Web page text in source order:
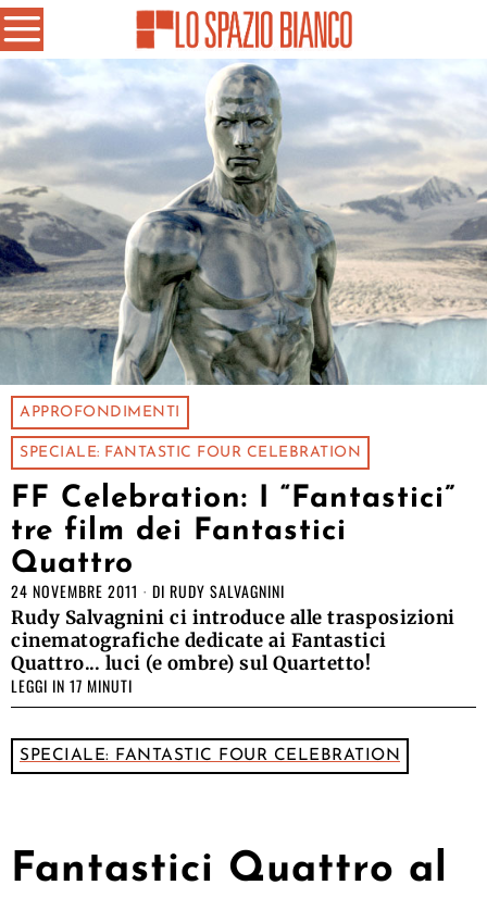
APPROFONDIMENTI
SPECIALE: FANTASTIC FOUR CELEBRATION
FF Celebration: I “Fantastici”
tre film dei Fantastici
Quattro
24 NOVEMBRE 2011 DI RUDY SALVAGNINI
Rudy Salvagnini ci introduce alle trasposizioni
cinematografiche dedicate ai Fantastici
Quattro... luci (e ombre) sul Quartetto!
LEGGI IN 17 MINUTI
SPECIALE: FANTASTIC FOUR CELEBRATION
Fantastici Quattro al